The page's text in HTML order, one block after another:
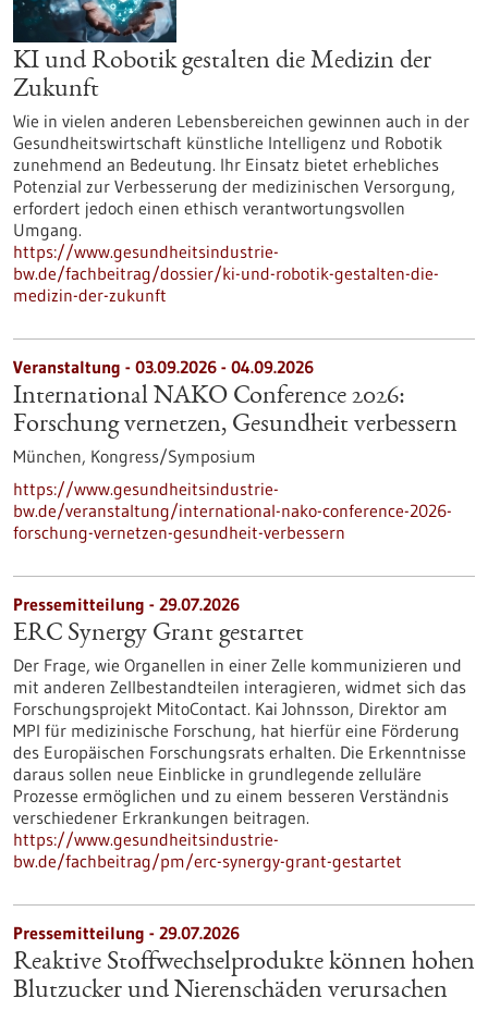
KI und Robotik gestalten die Medizin der
Zukunft
Wie in vielen anderen Lebensbereichen gewinnen auch in der
Gesundheitswirtschaft künstliche Intelligenz und Robotik
zunehmend an Bedeutung. Ihr Einsatz bietet erhebliches
Potenzial zur Verbesserung der medizinischen Versorgung,
erfordert jedoch einen ethisch verantwortungsvollen
Umgang.
https://www.gesundheitsindustrie-
bw.de/fachbeitrag/dossier/ki-und-robotik-gestalten-die-
medizin-der-zukunft
Veranstaltung - 03.09.2026 - 04.09.2026
International NAKO Conference 2026:
Forschung vernetzen, Gesundheit verbessern
München, Kongress/Symposium
https://www.gesundheitsindustrie-
bw.de/veranstaltung/international-nako-conference-2026-
forschung-vernetzen-gesundheit-verbessern
Pressemitteilung - 29.07.2026
ERC Synergy Grant gestartet
Der Frage, wie Organellen in einer Zelle kommunizieren und
mit anderen Zellbestandteilen interagieren, widmet sich das
Forschungsprojekt MitoContact. Kai Johnsson, Direktor am
MPI für medizinische Forschung, hat hierfür eine Förderung
des Europäischen Forschungsrats erhalten. Die Erkenntnisse
daraus sollen neue Einblicke in grundlegende zelluläre
Prozesse ermöglichen und zu einem besseren Verständnis
verschiedener Erkrankungen beitragen.
https://www.gesundheitsindustrie-
bw.de/fachbeitrag/pm/erc-synergy-grant-gestartet
Pressemitteilung - 29.07.2026
Reaktive Stoffwechselprodukte können hohen
Blutzucker und Nierenschäden verursachen